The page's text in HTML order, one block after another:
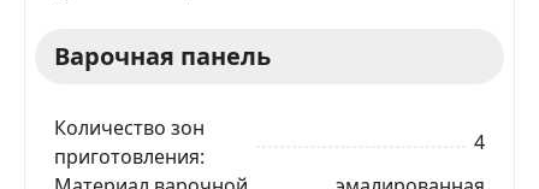
Варочная панель
Количество зон
приготовления
4